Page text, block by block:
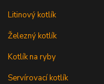
Litinový kotlík
Železný kotlík
Kotlík na ryby
Servírovací kotlík